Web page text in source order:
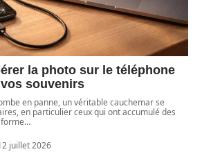
la photo sur le téléphone
souvenirs
en panne, un véritable cauchemar se
en particulier ceux qui ont accumulé des
…
juillet 2026